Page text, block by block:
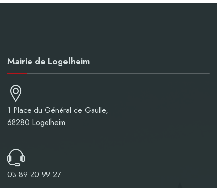
Mairie de Logelheim
1 Place du Général de Gaulle,
68280 Logelheim
03 89 20 99 27